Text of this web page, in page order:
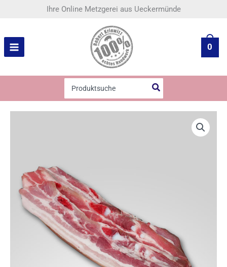
Ihre Online Metzgerei aus Ueckermünde
0
for: